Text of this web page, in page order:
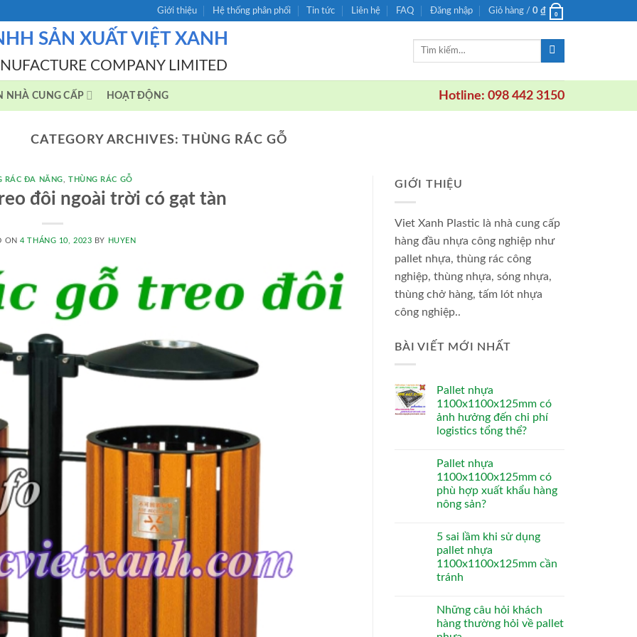
Giới thiệu Hệ thống phân phối Tin tức Liên hệ FAQ Đăng nhập Giỏ hàng / 0 ₫ 0
SẢN XUẤT VIỆT XANH
COMPANY LIMITED
Tìm
NHÀ CUNG CẤP HOẠT ĐỘNG Hotline: 098 442 3150
CATEGORY ARCHIVES: THÙNG RÁC GỖ
RÁC ĐA NĂNG THÙNG RÁC GỖ
đôi ngoài trời có gạt tàn
ON4 THÁNG 10, 2023 BY HUYEN
GIỚI THIỆU
Viet Xanh Plastic là nhà cung cấp
hàng đầu nhựa công nghiệp như
pallet nhựa, thùng rác công
nghiệp, thùng nhựa, sóng nhựa,
thùng chở hàng, tấm lót nhựa
công nghiệp..
BÀI VIẾT MỚI NHẤT
Pallet nhựa
1100x1100x125mm có
ảnh hưởng đến chi phí
logistics tổng thể?
Pallet nhựa
1100x1100x125mm có
phù hợp xuất khẩu hàng
nông sản?
5 sai lầm khi sử dụng
pallet nhựa
1100x1100x125mm cần
tránh
Những câu hỏi khách
hàng thường hỏi về pallet